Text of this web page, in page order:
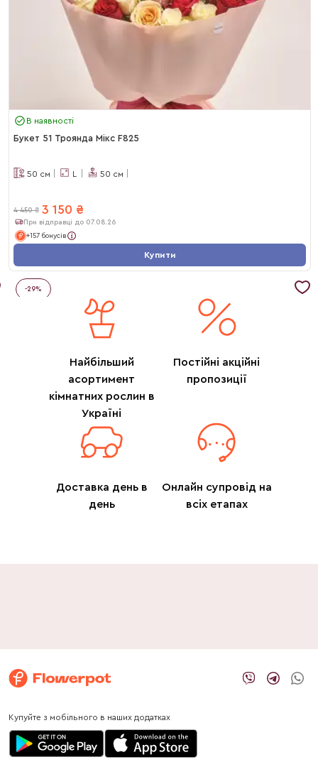
В наявності
Букет 51 Троянда Мікс F825
50 см L 50 см
4 450 ₴ 3 150 ₴
При відправці до 07.08.26
+157 бонусів
Купити
-29%
Найбільший
асортимент
кімнатних рослин в
Україні
Постійні акційні
пропозиції
Доставка день в
день
Онлайн супровід на
всіх етапах
Купуйте з мобільного в наших додатках